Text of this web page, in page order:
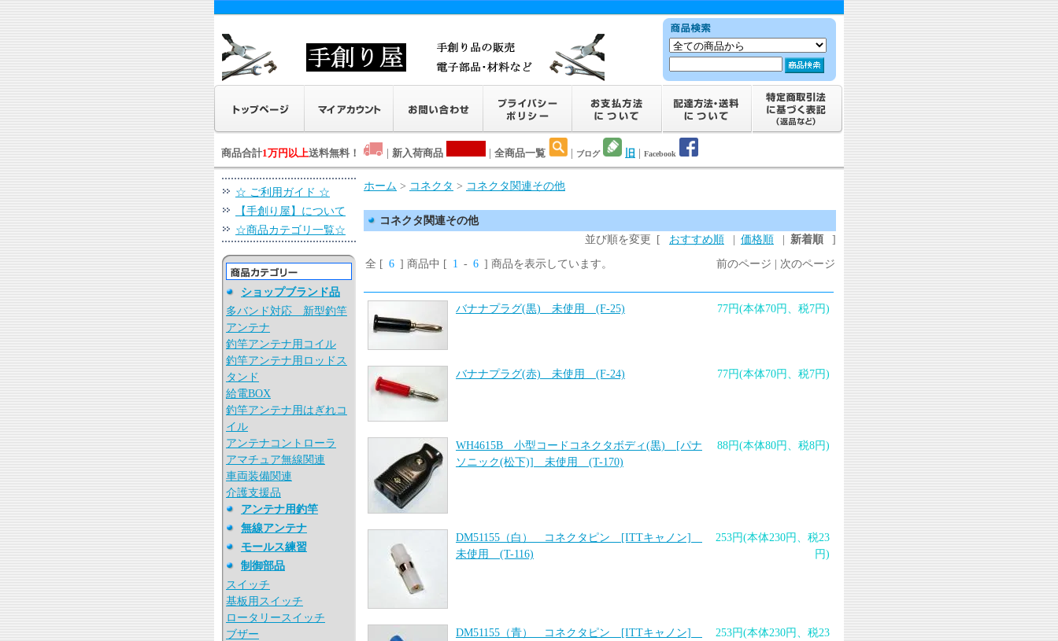
商品合計1万円以上送料無料！ 新入荷商品 全商品一覧 ブログ 旧 Facebook
☆ ご利用ガイド ☆
【手創り屋】について
☆商品カテゴリ一覧☆
ショップブランド品
多バンド対応 新型釣竿
アンテナ
釣竿アンテナ用コイル
釣竿アンテナ用ロッドス
タンド
給電BOX
釣竿アンテナ用はぎれコ
イル
アンテナコントローラ
アマチュア無線関連
車両装備関連
介護支援品
アンテナ用釣竿
無線アンテナ
モールス練習
制御部品
スイッチ
基板用スイッチ
ロータリースイッチ
ブザー
ホーム > コネクタ > コネクタ関連その他
コネクタ関連その他
並び順を変更
[ おすすめ順 価格順 新着順 ]
全 [ 6 ] 商品中 [ 1 - 6 ] 商品を表示しています。 前のページ | 次のページ
77円(本体70円、税7円)
バナナプラグ(黒) 未使用 (F-25)
77円(本体70円、税7円)
バナナプラグ(赤) 未使用 (F-24)
88円(本体80円、税8円)
WH4615B 小型コードコネクタボディ(黒) [パナ
ソニック(松下)] 未使用 (T-170)
253円(本体230円、税23
円)
DM51155（白） コネクタピン [ITTキャノン]
未使用 (T-116)
253円(本体230円、税23
DM51155（青） コネクタピン [ITTキャノン]